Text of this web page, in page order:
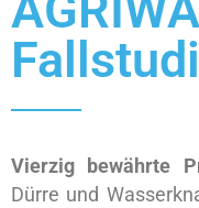
Vierzig bewährte
Dürre und